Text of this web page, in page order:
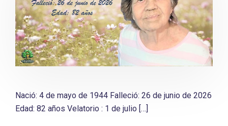
Nació: 4 de mayo de 1944 Falleció: 26 de junio de 2026
Edad: 82 años Velatorio : 1 de julio […]